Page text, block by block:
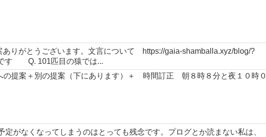
りがとうございます。文言について https://gaia-shamballa.xyz/blog/?
す Q. 101匹目の猿では...
の提案＋別の提案（下にあります）＋ 時間訂正 朝８時８分と夜１０時０
定がなくなってしまうのはとっても残念です。プログとか読まない私は、